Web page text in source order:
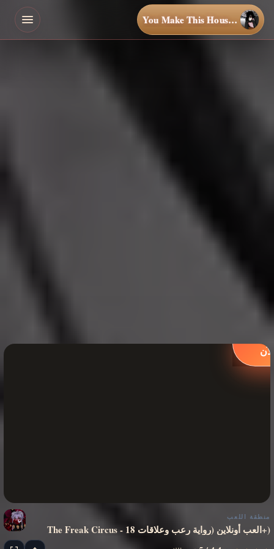
You Make This House a Home
منطقة اللعب
The Freak Circus - العب أونلاين (رواية رعب وعلاقات 18+)